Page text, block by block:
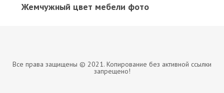
Жемчужный цвет мебели фото
Все права защищены © 2021. Копирование без активной ссылки
запрещено!